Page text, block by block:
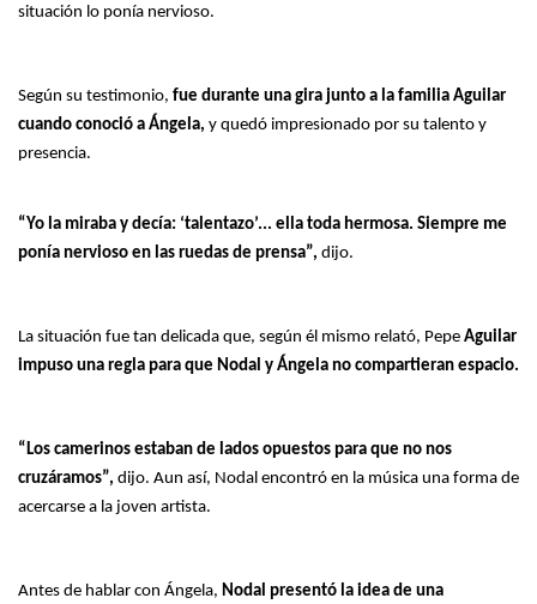
situación lo ponía nervioso.
Según su testimonio, fue durante una gira junto a la familia Aguilar
cuando conoció a Ángela, y quedó impresionado por su talento y
presencia.
“Yo la miraba y decía: ‘talentazo’... ella toda hermosa. Siempre me
ponía nervioso en las ruedas de prensa”, dijo.
La situación fue tan delicada que, según él mismo relató, Pepe Aguilar
impuso una regla para que Nodal y Ángela no compartieran espacio.
“Los camerinos estaban de lados opuestos para que no nos
cruzáramos”, dijo. Aun así, Nodal encontró en la música una forma de
acercarse a la joven artista.
Antes de hablar con Ángela, Nodal presentó la idea de una